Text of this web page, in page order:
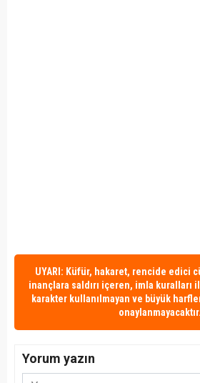
UYARI: Küfür, hakaret, rencide edici
inançlara saldırı içeren, imla kuralları
karakter kullanılmayan ve büyük
onaylanmayacaktır.
Yorum yazın